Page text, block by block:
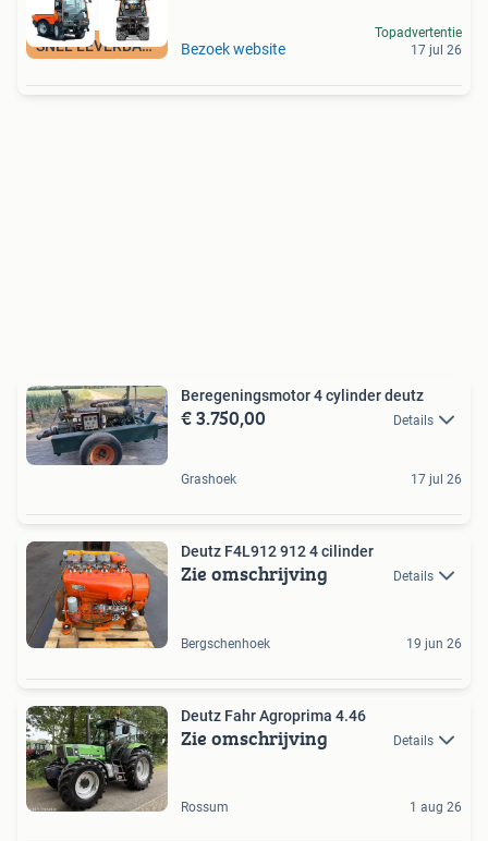
SNEL LEVERBAAR Bezoek website
Topadvertentie
17 jul 26
Beregeningsmotor 4 cylinder deutz
€ 3.750,00 Details
Grashoek 17 jul 26
Deutz F4L912 912 4 cilinder
Zie omschrijving Details
Bergschenhoek 19 jun 26
Deutz Fahr Agroprima 4.46
Zie omschrijving Details
Rossum 1 aug 26